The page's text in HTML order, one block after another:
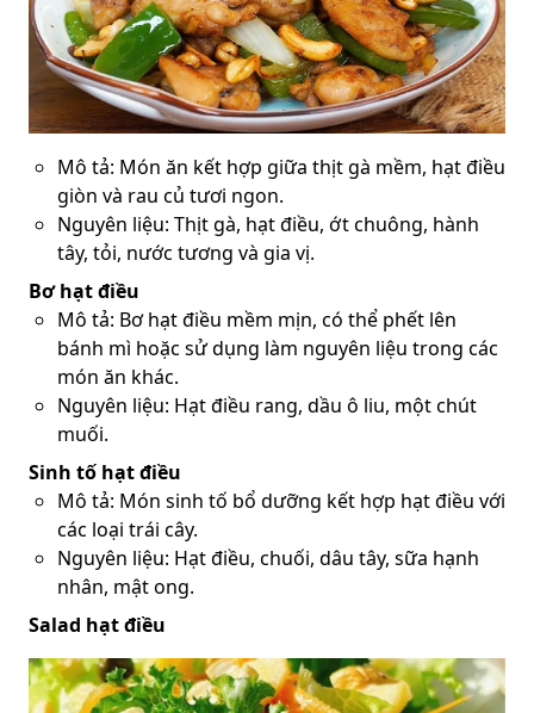
Mô tả: Món ăn kết hợp giữa thịt gà mềm, hạt điều
giòn và rau củ tươi ngon.
Nguyên liệu: Thịt gà, hạt điều, ớt chuông, hành
tây, tỏi, nước tương và gia vị.
Bơ hạt điều
Mô tả: Bơ hạt điều mềm mịn, có thể phết lên
bánh mì hoặc sử dụng làm nguyên liệu trong các
món ăn khác.
Nguyên liệu: Hạt điều rang, dầu ô liu, một chút
muối.
Sinh tố hạt điều
Mô tả: Món sinh tố bổ dưỡng kết hợp hạt điều với
các loại trái cây.
Nguyên liệu: Hạt điều, chuối, dâu tây, sữa hạnh
nhân, mật ong.
Salad hạt điều